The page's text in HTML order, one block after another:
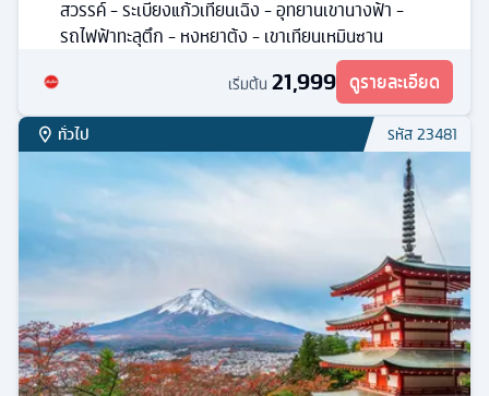
สวรรค์ - ระเบียงแก้วเทียนเฉิง - อุทยานเขานางฟ้า -
รถไฟฟ้าทะลุตึก - หงหยาต้ง - เขาเทียนเหมินซาน
เริ่มต้น 21,999 ดูรายละเอียด
ทั่วไป รหัส23481